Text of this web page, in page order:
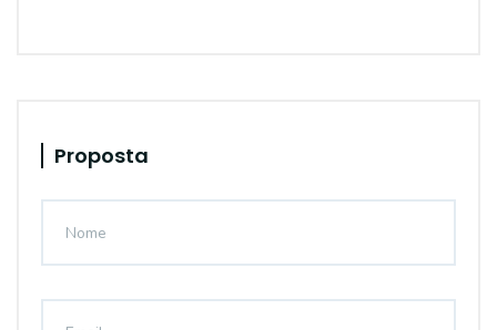
Proposta